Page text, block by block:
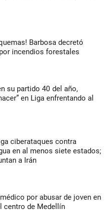
Barbosa decretó
incendios forestales
su partido 40 del año,
en Liga enfrentando al
ciberataques contra
en al menos siete estados;
a Irán
por abusar de joven en
centro de Medellín